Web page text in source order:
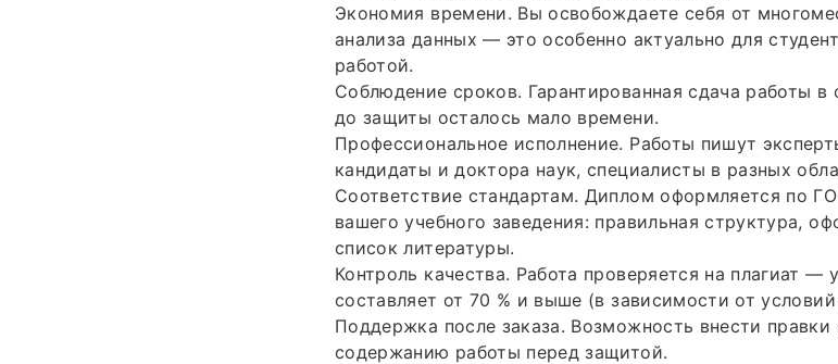
Экономия времени. Вы освобождаете себя от
анализа данных — это особенно актуально для
работой.
Соблюдение сроков. Гарантированная сдача работы
до защиты осталось мало времени.
Профессиональное исполнение. Работы пишут
кандидаты и доктора наук, специалисты в разных
Соответствие стандартам. Диплом оформляется по
вашего учебного заведения: правильная структура,
список литературы.
Контроль качества. Работа проверяется на плагиат —
составляет от 70 % и выше (в зависимости от условий
Поддержка после заказа. Возможность внести правки
содержанию работы перед защитой.